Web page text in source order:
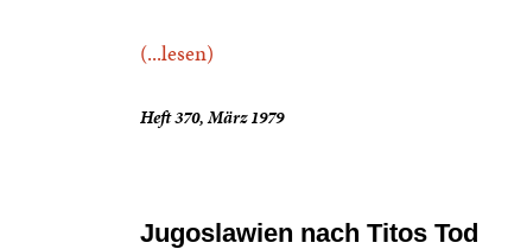
(...lesen)
Heft 370, März 1979
Jugoslawien nach Titos Tod